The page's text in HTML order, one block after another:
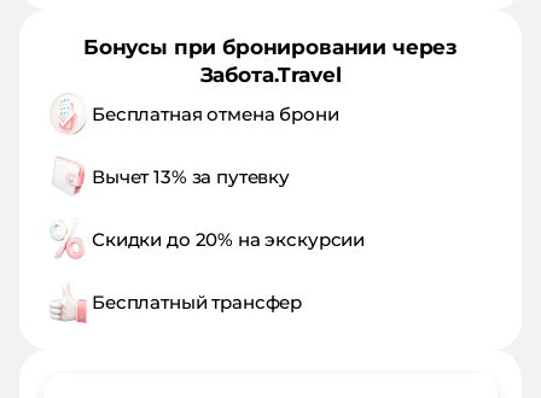
Бонусы при бронировании через
Забота.Travel
Бесплатная отмена брони
Вычет 13% за путевку
Скидки до 20% на экскурсии
Бесплатный трансфер